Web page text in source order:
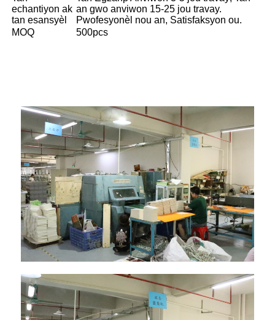
echantiyon ak
tan esansyèl
an gwo anviwon 15-25 jou travay.
Pwofesyonèl nou an, Satisfaksyon ou.
MOQ
500pcs